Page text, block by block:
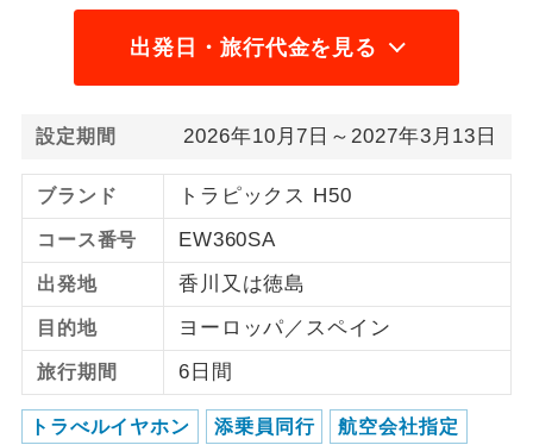
出発日・旅行代金を見る
設定期間 2026年10月7日～2027年3月13日
ブランド トラピックス H50
コース番号 EW360SA
出発地 香川又は徳島
目的地 ヨーロッパ／スペイン
旅行期間 6日間
トラべルイヤホン 添乗員同行 航空会社指定
年齢制限あり
です。
画にとても便利です。
ホテル指定
ご紹介するホテルを指定したコースで
す。